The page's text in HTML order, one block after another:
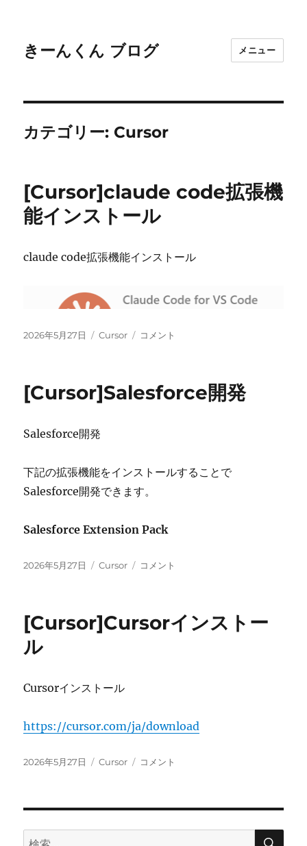
きーんくん ブログ メニュー
カテゴリー: Cursor
[Cursor]claude code拡張機
能インストール
claude code拡張機能インストール
投
2026年5月27日
カ
ー
Cursor
[Cursor]claude
機
ー
ル
コメント
[Cursor]Salesforce開発
Salesforce開発
下記の拡張機能をインストールすることで
Salesforce開発できます。
Salesforce Extension Pack
投
2026年5月27日
カ
ー
Cursor
[Cursor]Salesforce
コメント
[Cursor]Cursorインストー
ル
Cursorインストール
https://cursor.com/ja/download
投
2026年5月27日
カ
Cursor
[Cursor]Cursor
ー
コメント
検
検